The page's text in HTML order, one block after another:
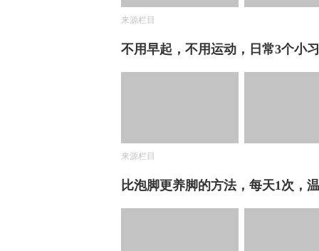
来源栏目
不用早起，不用运动，日常3个小
来源栏目
比泡脚更养脚的方法，每天1次，